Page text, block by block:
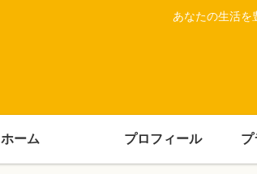
あなたの生活を
ホーム プロフィール プ